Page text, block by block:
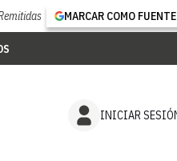
MARCAR COMO
INICIAR